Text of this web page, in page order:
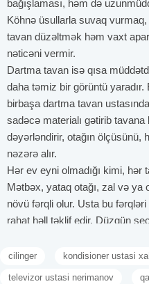
bağışlaması, həm də
Köhnə üsullarla suvaq
tavan düzəltmək həm vaxt
nəticəni vermir.
Dartma tavan isə qısa
daha təmiz bir görüntü
birbaşa dartma tavan
sadəcə materialı gətirib
dəyərləndirir, otağın ölçüsünü,
nəzərə alır.
Hər ev eyni olmadığı kimi,
Mətbəx, yataq otağı, zal və
növü fərqli olur. Usta bu
rahat həll təklif edir. Düzgün
Bir çox insan dartma tavan
cilinger kondisioner ustasi
televizor ustasi nerimanov